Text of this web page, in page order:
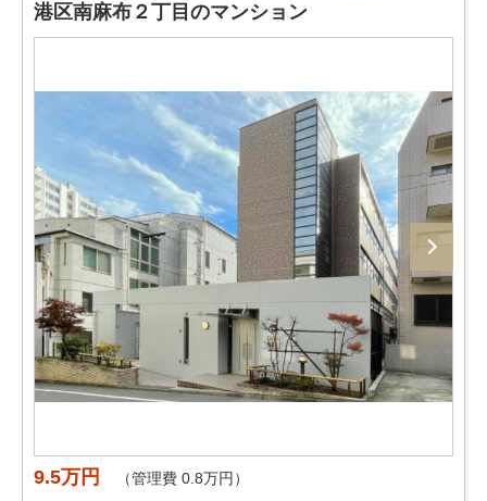
港区南麻布２丁目のマンション
9.5万円 （管理費 0.8万円）